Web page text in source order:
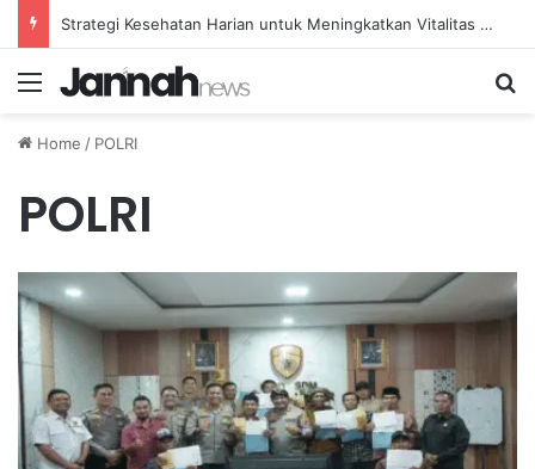
Strategi Kesehatan Harian untuk Meningkatkan Vitalitas dan Mengatasi Kelelahan Sehari-hari
Menu
Home / POLRI
POLRI